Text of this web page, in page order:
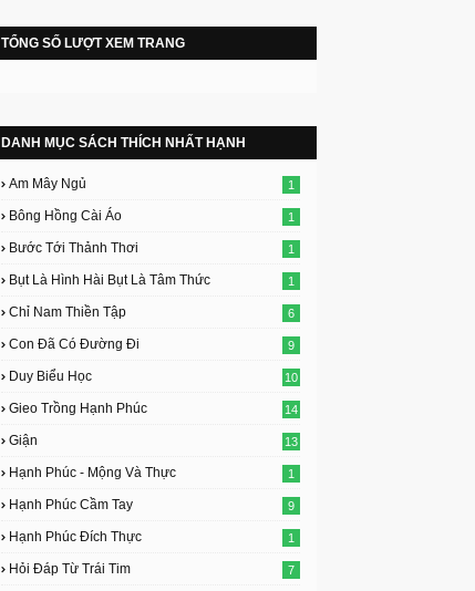
TỔNG SỐ LƯỢT XEM TRANG
DANH MỤC SÁCH THÍCH NHẤT HẠNH
Am Mây Ngủ 1
Bông Hồng Cài Áo 1
Bước Tới Thảnh Thơi 1
Bụt Là Hình Hài Bụt Là Tâm Thức 1
Chỉ Nam Thiền Tập 6
Con Đã Có Đường Đi 9
Duy Biểu Học 10
Gieo Trồng Hạnh Phúc 14
Giận 13
Hạnh Phúc - Mộng Và Thực 1
Hạnh Phúc Cầm Tay 9
Hạnh Phúc Đích Thực 1
Hỏi Đáp Từ Trái Tim 7